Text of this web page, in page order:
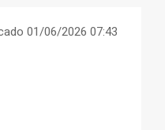
01/06/2026 07:43